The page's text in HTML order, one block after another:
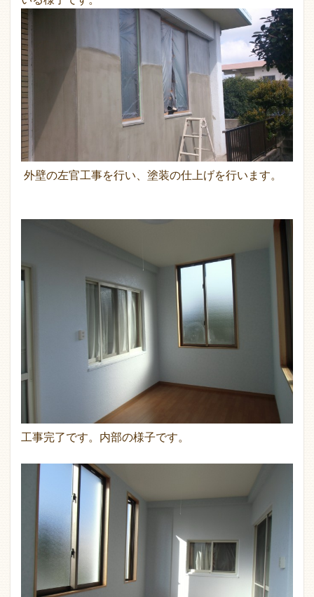
外壁の左官工事を行い、塗装の仕上げを行います。
工事完了です。内部の様子です。